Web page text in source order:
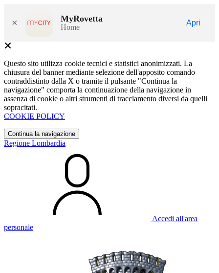
× MyRovetta
Home
Apri
Questo sito utilizza cookie tecnici e statistici anonimizzati. La
chiusura del banner mediante selezione dell'apposito comando
contraddistinto dalla X o tramite il pulsante "Continua la
navigazione" comporta la continuazione della navigazione in
assenza di cookie o altri strumenti di tracciamento diversi da quelli
sopracitati.
COOKIE POLICY
Continua la navigazione
Regione Lombardia
Accedi all'area
personale